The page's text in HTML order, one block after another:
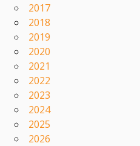
2017
2018
2019
2020
2021
2022
2023
2024
2025
2026